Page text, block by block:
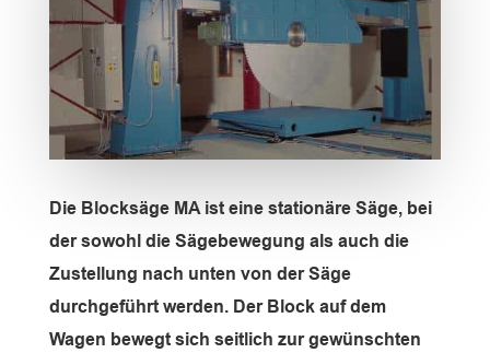
Die Blocksäge MA ist eine stationäre Säge, bei
der sowohl die Sägebewegung als auch die
Zustellung nach unten von der Säge
durchgeführt werden. Der Block auf dem
Wagen bewegt sich seitlich zur gewünschten